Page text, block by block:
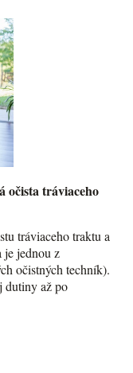
tráviaceho
tráviaceho traktu a
je jednou z
očistných techník).
dutiny až po